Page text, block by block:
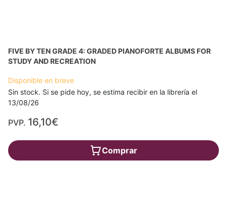
FIVE BY TEN GRADE 4: GRADED PIANOFORTE ALBUMS FOR
STUDY AND RECREATION
Disponible en breve
Sin stock. Si se pide hoy, se estima recibir en la librería el
13/08/26
PVP. 16,10€
Comprar